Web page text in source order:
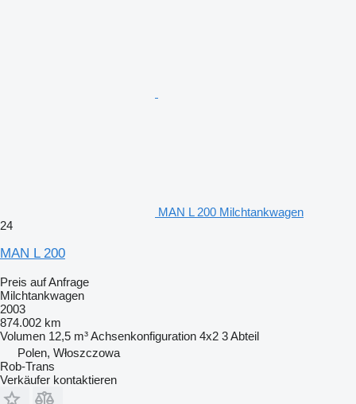
MAN L 200 Milchtankwagen
24
MAN L 200
Preis auf Anfrage
Milchtankwagen
2003
874.002 km
Volumen 12,5 m³Achsenkonfiguration 4x2 3 Abteil
Polen, Włoszczowa
Rob-Trans
Verkäufer kontaktieren